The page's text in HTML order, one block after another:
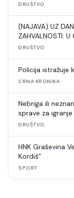
DRUŠTVO
(NAJAVA) UZ
ZAHVALNOSTI:
šahovski turnir
DRUŠTVO
Policija istražuje
CRNA KRONIKA
Nebriga ili
sprave za
DRUŠTVO
HNK Graševina
Kordiš“
SPORT